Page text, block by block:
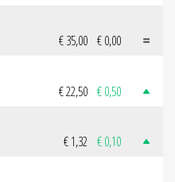
€ 35,00 € 0,00
€ 22,50 € 0,50
€ 1,32 € 0,10